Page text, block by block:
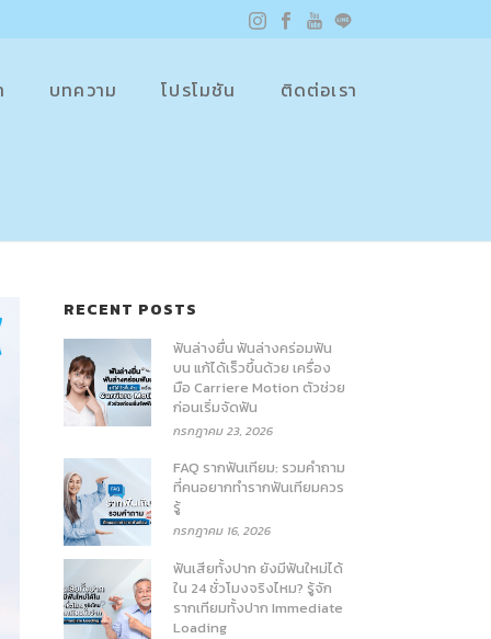
บทความ โปรโมชัน ติดต่อเรา
RECENT POSTS
ฟันล่างยื่น ฟันล่างคร่อมฟัน
บน แก้ได้เร็วขึ้นด้วย เครื่อง
มือ Carriere Motion ตัวช่วย
ก่อนเริ่มจัดฟัน
กรกฎาคม 23, 2026
FAQ รากฟันเทียม: รวมคำถาม
ที่คนอยากทำรากฟันเทียมควร
รู้
กรกฎาคม 16, 2026
ฟันเสียทั้งปาก ยังมีฟันใหม่ได้
ใน 24 ชั่วโมงจริงไหม? รู้จัก
รากเทียมทั้งปาก Immediate
Loading